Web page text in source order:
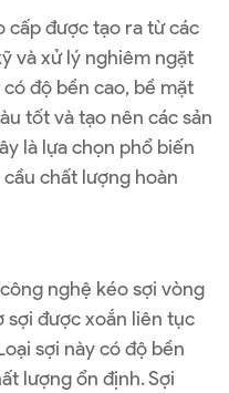
cấp được tạo ra từ các
và xử lý nghiêm ngặt
độ bền cao, bề mặt
tốt và tạo nên các sản
là lựa chọn phổ biến
chất lượng hoàn
nghệ kéo sợi vòng
được xoắn liên tục
sợi này có độ bền
lượng ổn định. Sợi